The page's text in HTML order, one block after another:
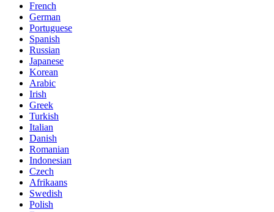
French
German
Portuguese
Spanish
Russian
Japanese
Korean
Arabic
Irish
Greek
Turkish
Italian
Danish
Romanian
Indonesian
Czech
Afrikaans
Swedish
Polish